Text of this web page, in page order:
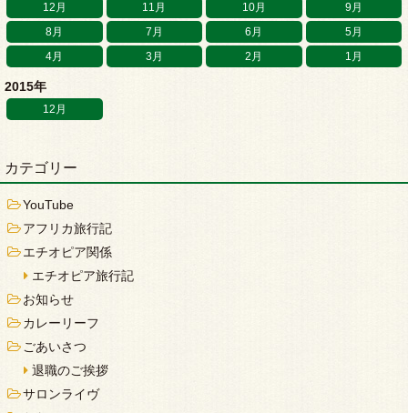
12月 11月 10月
9月
8月
7月 6月
5月
4月
3月 2月 1月
2015年
12月
カテゴリー
YouTube
アフリカ旅行記
エチオピア関係
エチオピア旅行記
お知らせ
カレーリーフ
ごあいさつ
退職のご挨拶
サロンライヴ